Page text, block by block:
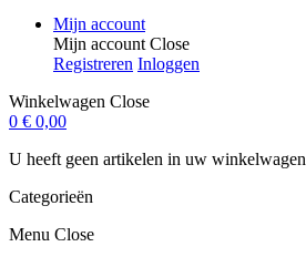
Mijn account
Mijn account Close
Registreren Inloggen
Winkelwagen Close
0 € 0,00
U heeft geen artikelen in uw winkelwagen
Categorieën
Menu Close